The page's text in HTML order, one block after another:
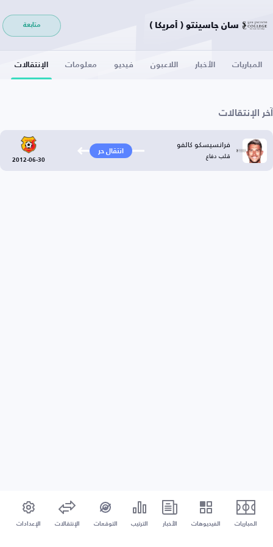
سان جاسينتو ( أمريكا ) متابعة
المباريات الأخبار اللاعبون فيديو معلومات الإنتقالات
آخر الإنتقالات
فرانسيسكو كالفو
قلب دفاع انتقال حر
2012-06-30
المباريات الفيديوهات الأخبار الترتيب التوقعات الإنتقالات الإعدادات